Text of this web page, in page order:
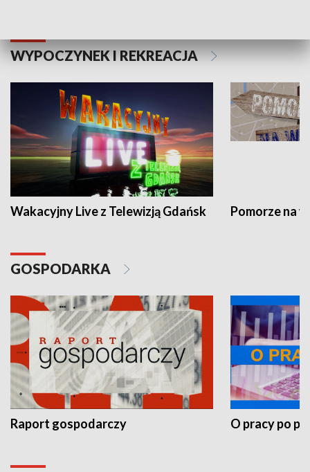
WYPOCZYNEK I REKREACJA
Wakacyjny Live z Telewizją Gdańsk Pomorze na
GOSPODARKA
Raport gospodarczy O pracy po